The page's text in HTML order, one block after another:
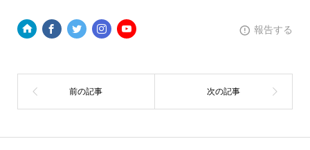
報告する